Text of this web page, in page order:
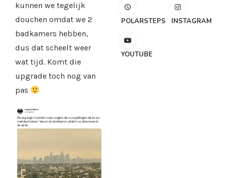
kunnen we tegelijk
douchen omdat we 2
badkamers hebben,
dus dat scheelt weer
wat tijd. Komt die
upgrade toch nog van
pas
POLARSTEPS INSTAGRAM
YOUTUBE